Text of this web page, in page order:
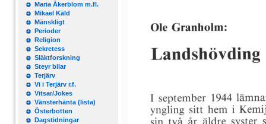
Maria Åkerblom m.fl.
Mikael Käld
Mänskligt
Perioder
Religion
Sekretess
Släktforskning
Steyr bilar
Terjärv
Vi i Terjärv r.f.
Vitsar/Jokes
Vänsterhänta (lista)
Österbotten
Dagstidningar